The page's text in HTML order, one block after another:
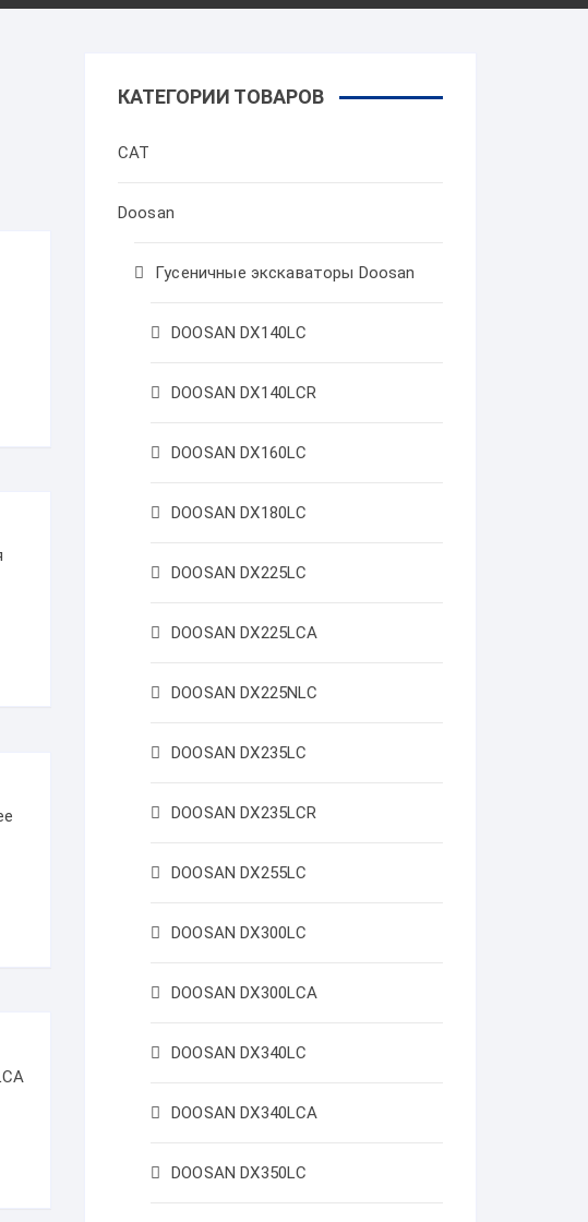
КАТЕГОРИИ ТОВАРОВ
CAT
Doosan
Гусеничные экскаваторы Doosan
DOOSAN DX140LC
DOOSAN DX140LCR
DOOSAN DX160LC
DOOSAN DX180LC
DOOSAN DX225LC
DOOSAN DX225LCA
DOOSAN DX225NLC
DOOSAN DX235LC
DOOSAN DX235LCR
DOOSAN DX255LC
DOOSAN DX300LC
DOOSAN DX300LCA
DOOSAN DX340LC
DOOSAN DX340LCA
DOOSAN DX350LC